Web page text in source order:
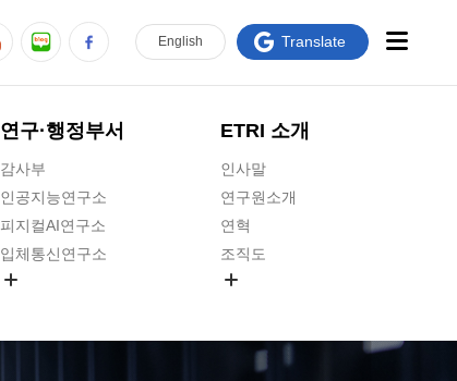
연구·행정부서
감사부
인공지능연구소
피지컬AI연구소
입체통신연구소
ETRI 소개
인사말
연구원소개
연혁
조직도
연구원 고객헌장
English Translate